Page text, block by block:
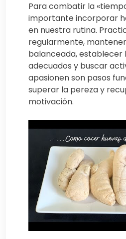
Para combatir la
importante incorporar
en nuestra rutina.
regularmente,
balanceada, establecer
adecuados y buscar
apasionen son pasos
superar la pereza y
motivación.